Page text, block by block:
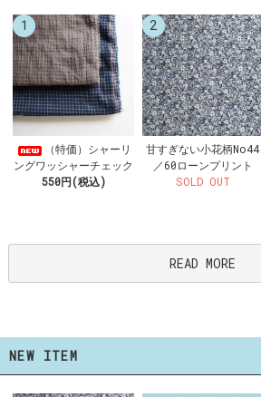
1
（特価）シャーリ
ングワッシャーチェック
550円(税込)
2
甘すぎない小花柄No44
／60ローンプリント
SOLD OUT
READ MORE
NEW ITEM